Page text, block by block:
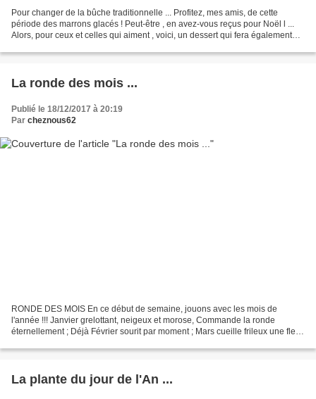
Pour changer de la bûche traditionnelle ... Profitez, mes amis, de cette
période des marrons glacés ! Peut-être , en avez-vous reçus pour Noël l ...
Alors, pour ceux et celles qui aiment , voici, un dessert qui fera également
La ronde des mois ...
Publié le 18/12/2017 à 20:19
Par cheznous62
RONDE DES MOIS En ce début de semaine, jouons avec les mois de
l'année !!! Janvier grelottant, neigeux et morose, Commande la ronde
éternellement ; Déjà Février sourit par moment ; Mars cueille frileux une fleur
La plante du jour de l'An ...